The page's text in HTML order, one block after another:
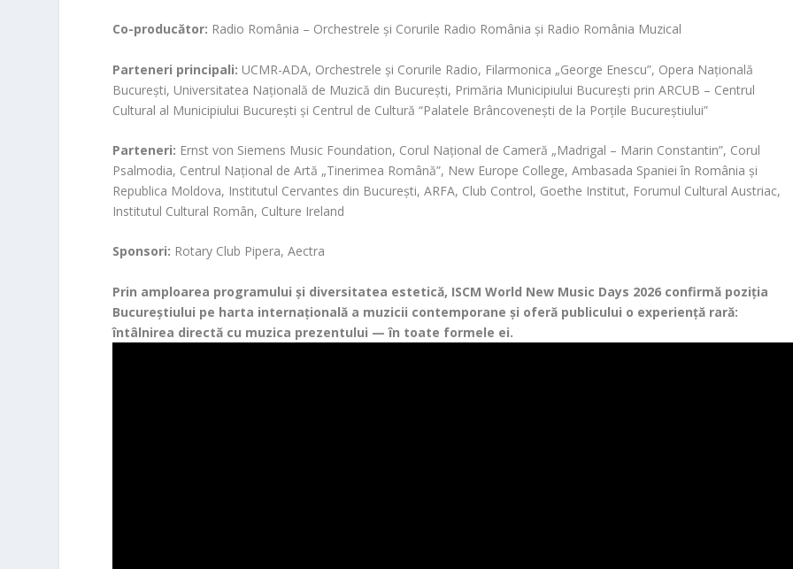
Co-producător: Radio România – Orchestrele și Corurile Radio România și Radio România Muzical
Parteneri principali: UCMR-ADA, Orchestrele şi Corurile Radio, Filarmonica „George Enescu”, Opera Naţională
Bucureşti, Universitatea Naţională de Muzică din Bucureşti, Primăria Municipiului București prin ARCUB – Centrul
Cultural al Municipiului București şi Centrul de Cultură “Palatele Brâncoveneşti de la Porţile Bucureştiului”
Parteneri: Ernst von Siemens Music Foundation, Corul Național de Cameră „Madrigal – Marin Constantin”, Corul
Psalmodia, Centrul Naţional de Artă „Tinerimea Română”, New Europe College, Ambasada Spaniei în România și
Republica Moldova, Institutul Cervantes din Bucureşti, ARFA, Club Control, Goethe Institut, Forumul Cultural Austriac,
Institutul Cultural Român, Culture Ireland
Sponsori: Rotary Club Pipera, Aectra
Prin amploarea programului și diversitatea estetică, ISCM World New Music Days 2026 confirmă poziția
Bucureștiului pe harta internațională a muzicii contemporane și oferă publicului o experiență rară:
întâlnirea directă cu muzica prezentului — în toate formele ei.